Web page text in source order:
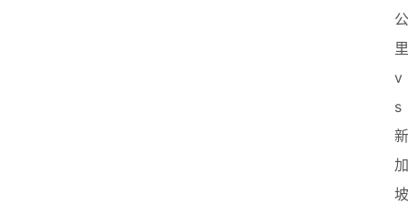
公
里
v
s
新
加
坡